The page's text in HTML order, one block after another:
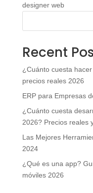
designer web
Recent
¿Cuánto cuesta
precios reales 2026
ERP para Empresas
¿Cuánto cuesta
2026? Precios reales
Las Mejores
2024
¿Qué es una app?
móviles 2026